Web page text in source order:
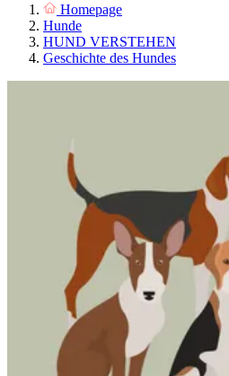
Homepage
Hunde
HUND VERSTEHEN
Geschichte des Hundes